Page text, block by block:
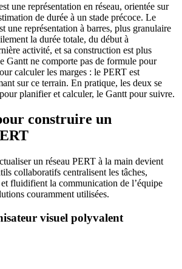
une représentation en réseau, orientée sur
de durée à un stade précoce. Le
une représentation à barres, plus granulaire
la durée totale, du début à
activité, et sa construction est plus
Gantt ne comporte pas de formule pour
calculer les marges : le PERT est
sur ce terrain. En pratique, les deux se
planifier et calculer, le Gantt pour suivre.
construire un
un réseau PERT à la main devient
collaboratifs centralisent les tâches,
fluidifient la communication de l’équipe
couramment utilisées.
visuel polyvalent